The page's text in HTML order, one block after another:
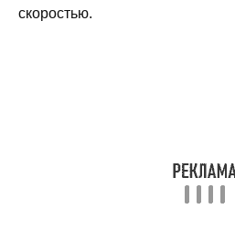
скоростью.